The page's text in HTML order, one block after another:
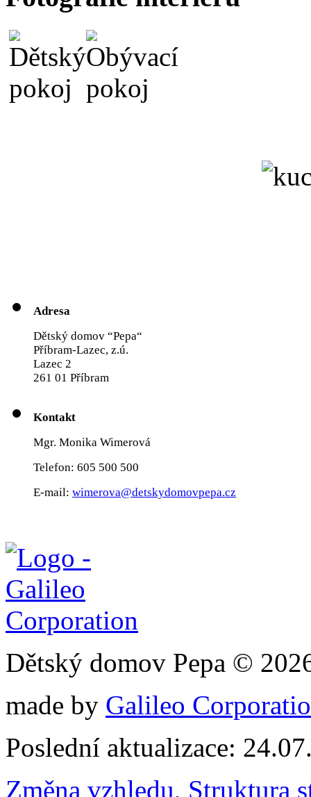
Adresa
Dětský domov “Pepa“
Příbram-Lazec, z.ú.
Lazec 2
261 01 Příbram
Kontakt
Mgr. Monika Wimerová
Telefon: 605 500 500
E-mail: wimerova@detskydomovpepa.cz
Dětský domov Pepa ©
made by Galileo
Poslední aktualizace:
Změna vzhledu, Struktura